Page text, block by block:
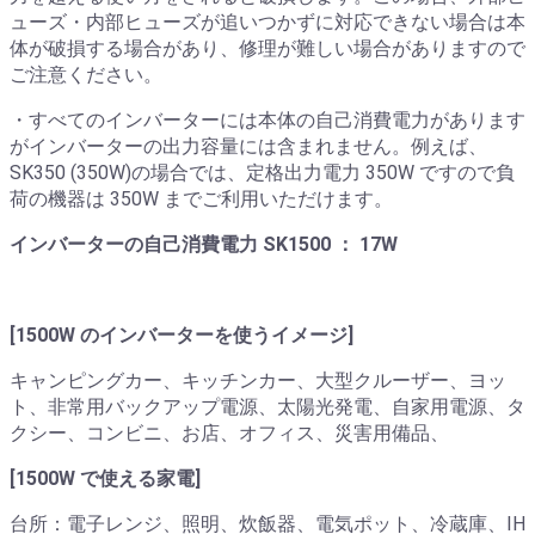
ューズ・内部ヒューズが追いつかずに対応できない場合は本
体が破損する場合があり、修理が難しい場合がありますので
ご注意ください。
・すべてのインバーターには本体の自己消費電力があります
がインバーターの出力容量には含まれません。例えば、
SK350 (350W)の場合では、定格出力電力 350W ですので負
荷の機器は 350W までご利用いただけます。
インバーターの自己消費電力 SK1500 ： 17W
[1500W のインバーターを使うイメージ]
キャンピングカー、キッチンカー、大型クルーザー、ヨッ
ト、非常用バックアップ電源、太陽光発電、自家用電源、タ
クシー、コンビニ、お店、オフィス、災害用備品、
[1500W で使える家電]
台所：電子レンジ、照明、炊飯器、電気ポット、冷蔵庫、IH